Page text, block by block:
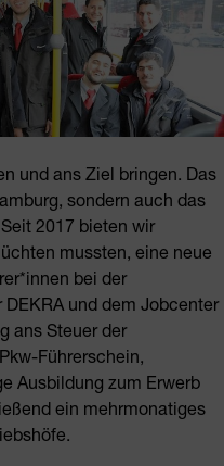
und ans Ziel bringen. Das
sondern auch das
2017 bieten wir
mussten, eine neue
bei der
und dem Jobcenter
ans Steuer der
Führerschein,
Ausbildung zum Erwerb
ein mehrmonatiges